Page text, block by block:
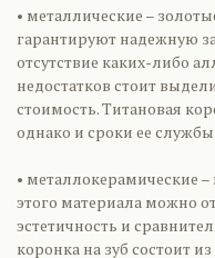
• металлические –
гарантируют надежную
отсутствие каких-либо
недостатков стоит
стоимость. Титановая
однако и сроки ее
• металлокерамические
этого материала можно
эстетичность и
коронка на зуб состоит